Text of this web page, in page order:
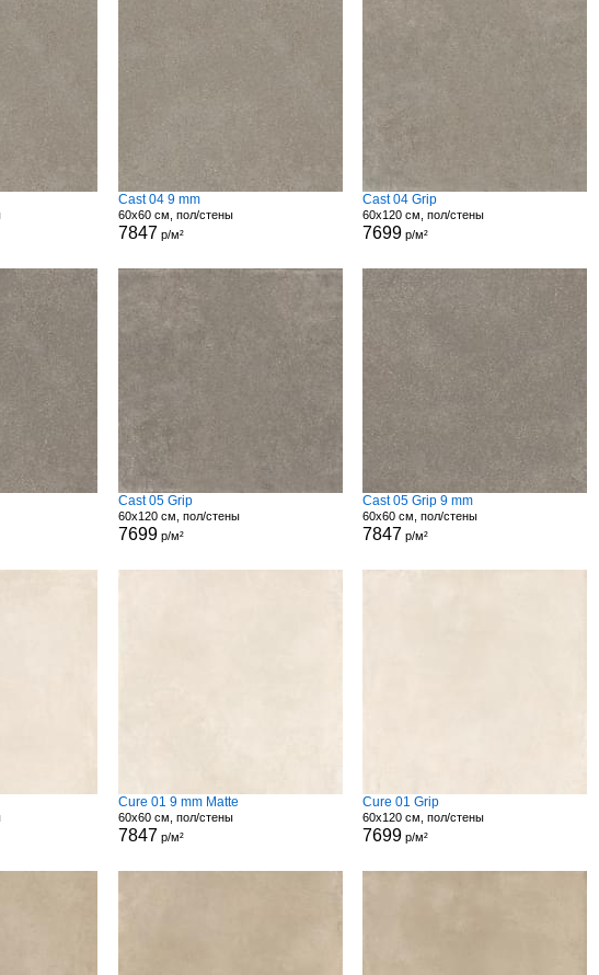
Cast 04 9 mm
60x60 см, пол/стены
7847 р/м²
Cast 04 Grip
60x120 см, пол/стены
7699 р/м²
Cast 05 Grip
60x120 см, пол/стены
7699р/м²
Cast 05 Grip 9 mm
60x60 см, пол/стены
7847 р/м²
Cure 01 9 mm Matte
60x60 см, пол/стены
7847 р/м²
Cure 01 Grip
60x120 см, пол/стены
7699 р/м²